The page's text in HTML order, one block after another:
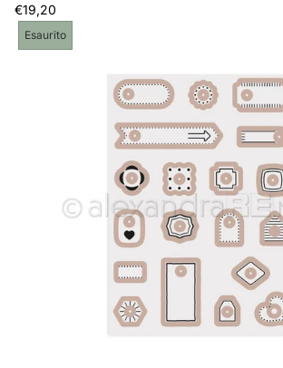
Prezzo
normale
€19,20
Etichetta
del
Esaurito